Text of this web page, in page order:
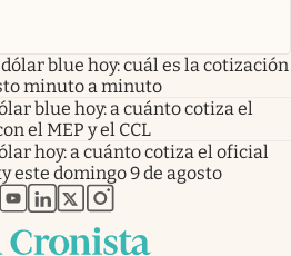
blue hoy: cuál es la cotización
minuto a minuto
blue hoy: a cuánto cotiza el
el MEP y el CCL
hoy: a cuánto cotiza el oficial
este domingo 9 de agosto
en nueva pestaña
abre en nueva pestaña
abre en nueva pestaña
abre en nueva pestaña
abre en nueva pestaña